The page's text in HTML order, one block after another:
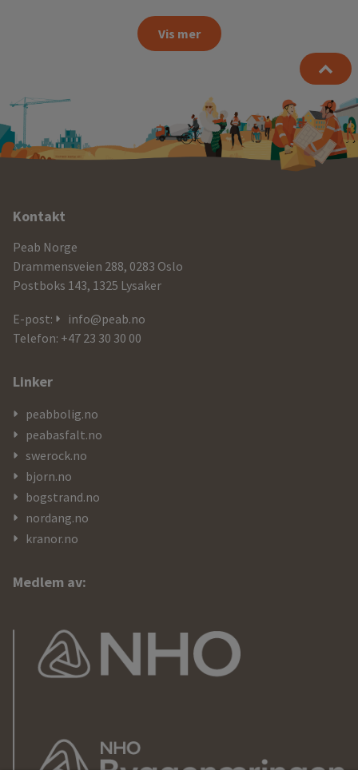
Vis mer
Ytterligere
informasjon
og
kontaktdetaljer
Kontakt
Peab Norge
Drammensveien 288, 0283 Oslo
Postboks 143, 1325 Lysaker
E-post:
info@peab.no
Telefon: +47 23 30 30 00
Linker
peabbolig.no
peabasfalt.no
swerock.no
bjorn.no
bogstrand.no
nordang.no
kranor.no
Medlem av: